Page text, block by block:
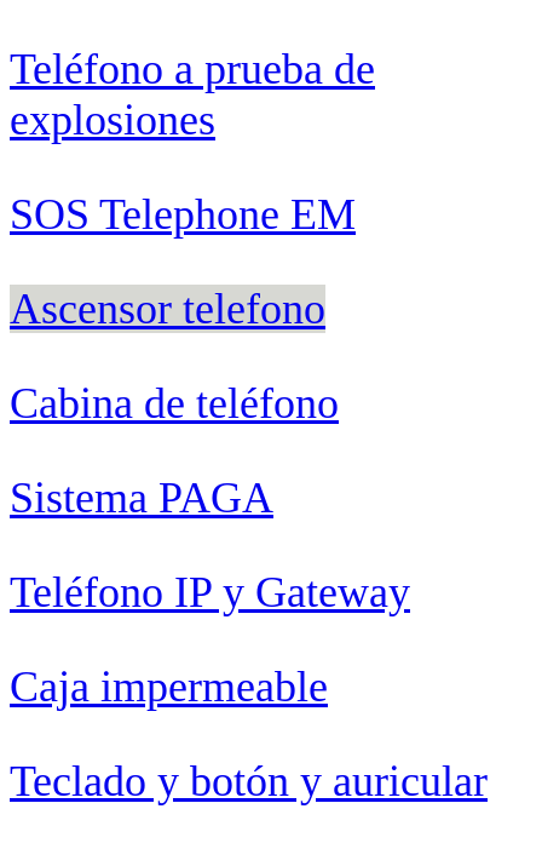
Teléfono a prueba de
explosiones
SOS Telephone EM
Ascensor telefono
Cabina de teléfono
Sistema PAGA
Teléfono IP y Gateway
Caja impermeable
Teclado y botón y auricular